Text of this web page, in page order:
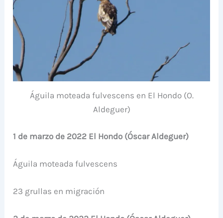
Águila moteada fulvescens en El Hondo (O.
Aldeguer)
1 de marzo de 2022 El Hondo (Óscar Aldeguer)
Águila moteada fulvescens
23 grullas en migración